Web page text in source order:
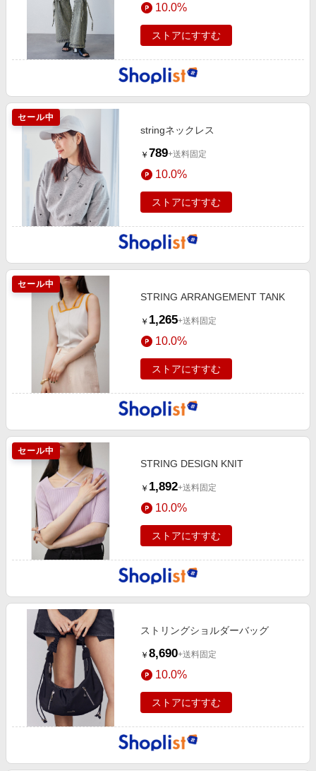
10.0%
ストアにすすむ
セール中
stringネックレス
￥ 789+送料固定
10.0%
ストアにすすむ
セール中
STRING ARRANGEMENT TANK
￥ 1,265+送料固定
10.0%
ストアにすすむ
セール中
STRING DESIGN KNIT
￥ 1,892+送料固定
10.0%
ストアにすすむ
ストリングショルダーバッグ
￥ 8,690+送料固定
10.0%
ストアにすすむ